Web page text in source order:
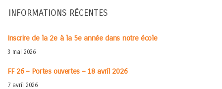
INFORMATIONS RÉCENTES
Inscrire de la 2e à la 5e année dans notre école
3 mai 2026
FF 26 – Portes ouvertes – 18 avril 2026
7 avril 2026